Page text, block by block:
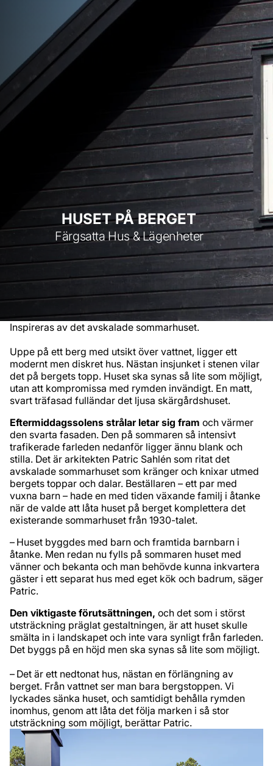
HUSET PÅ BERGET
Färgsatta Hus & Lägenheter
Inspireras av det avskalade sommarhuset.
Uppe på ett berg med utsikt över vattnet, ligger ett
modernt men diskret hus. Nästan insjunket i stenen vilar
det på bergets topp. Huset ska synas så lite som möjligt,
utan att kompromissa med rymden invändigt. En matt,
svart träfasad fulländar det ljusa skärgårdshuset.
Eftermiddagssolens strålar letar sig fram och värmer
den svarta fasaden. Den på sommaren så intensivt
trafikerade farleden nedanför ligger ännu blank och
stilla. Det är arkitekten Patric Sahlén som ritat det
avskalade sommarhuset som kränger och knixar utmed
bergets toppar och dalar. Beställaren – ett par med
vuxna barn – hade en med tiden växande familj i åtanke
när de valde att låta huset på berget komplettera det
existerande sommarhuset från 1930-talet.
– Huset byggdes med barn och framtida barnbarn i
åtanke. Men redan nu fylls på sommaren huset med
vänner och bekanta och man behövde kunna inkvartera
gäster i ett separat hus med eget kök och badrum, säger
Patric.
Den viktigaste förutsättningen, och det som i störst
utsträckning präglat gestaltningen, är att huset skulle
smälta in i landskapet och inte vara synligt från farleden.
Det byggs på en höjd men ska synas så lite som möjligt.
– Det är ett nedtonat hus, nästan en förlängning av
berget. Från vattnet ser man bara bergstoppen. Vi
lyckades sänka huset, och samtidigt behålla rymden
inomhus, genom att låta det följa marken i så stor
utsträckning som möjligt, berättar Patric.